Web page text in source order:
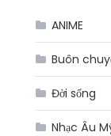
ANIME
Buôn
Đời sống
Nhạc Âu